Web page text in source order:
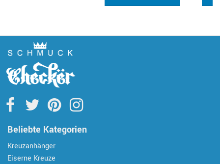
Beliebte Kategorien
Kreuzanhänger
Eiserne Kreuze